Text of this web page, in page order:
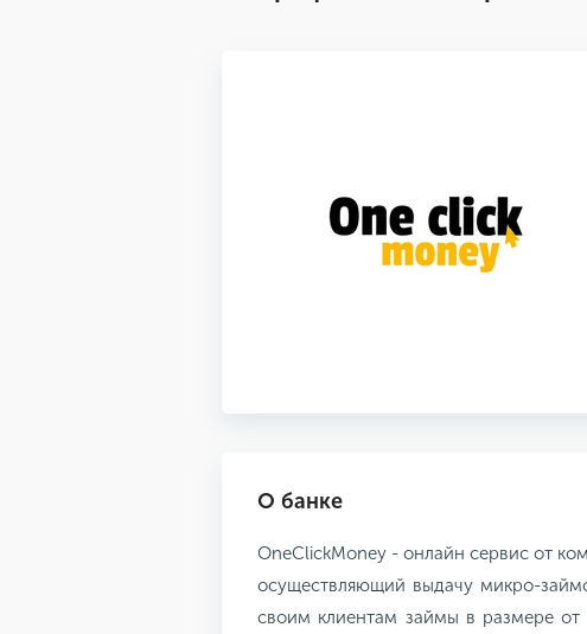
О банке
OneClickMoney - онлайн сервис
осуществляющий выдачу микро-
своим клиентам займы в размере